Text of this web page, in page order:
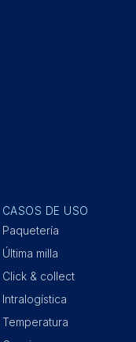
CASOS DE USO
Paquetería
Última milla
Click & collect
Intralogística
Temperatura